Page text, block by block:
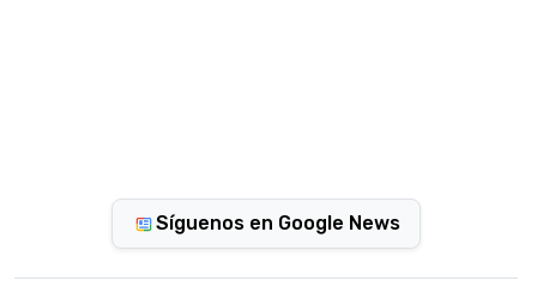
Síguenos en Google News